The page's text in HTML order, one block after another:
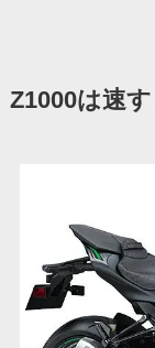
Z1000は速